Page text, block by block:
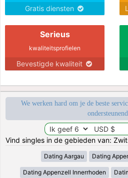
Gratis diensten
Serieus
kwaliteitsprofielen
Bevestigde kwaliteit
We werken hard om je de beste
ondersteunend
Vind singles in de gebieden van:
Dating Aargau Dating
Dating Appenzell Innerrhoden